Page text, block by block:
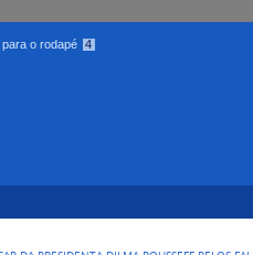
para o rodapé 4